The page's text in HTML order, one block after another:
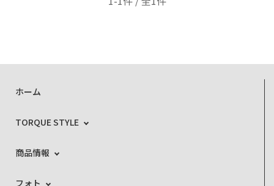
ホーム
TORQUE STYLE
商品情報
フォト